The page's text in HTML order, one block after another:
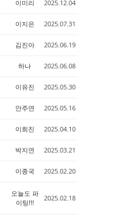
이미리 2025.12.04
이지은 2025.07.31
김진아 2025.06.19
하나 2025.06.08
이유진 2025.05.30
안주연 2025.05.16
이희진 2025.04.10
박지연 2025.03.21
이종국 2025.02.20
오늘도 파
이팅!!!
2025.02.18